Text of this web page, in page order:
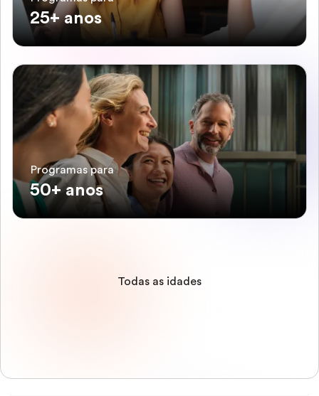
25+ anos
Programas para
50+ anos
Todas as idades